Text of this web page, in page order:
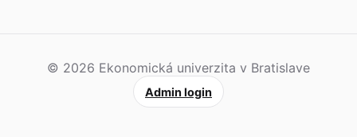
© 2026 Ekonomická univerzita v Bratislave
Admin login